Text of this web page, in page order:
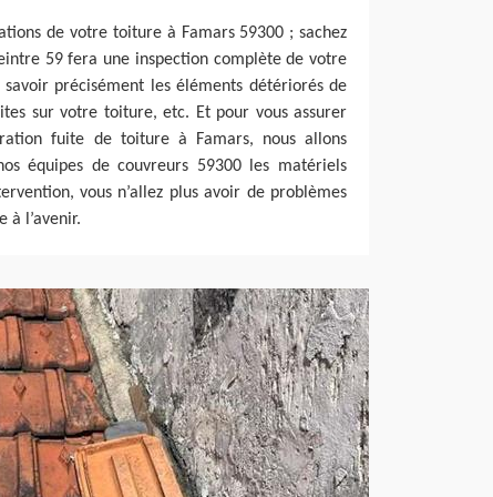
de votre toiture à Famars 59300 ; sachez
59 fera une inspection complète de votre
précisément les éléments détériorés de
sur votre toiture, etc. Et pour vous assurer
fuite de toiture à Famars, nous allons
équipes de couvreurs 59300 les matériels
vous n’allez plus avoir de problèmes
à l’avenir.